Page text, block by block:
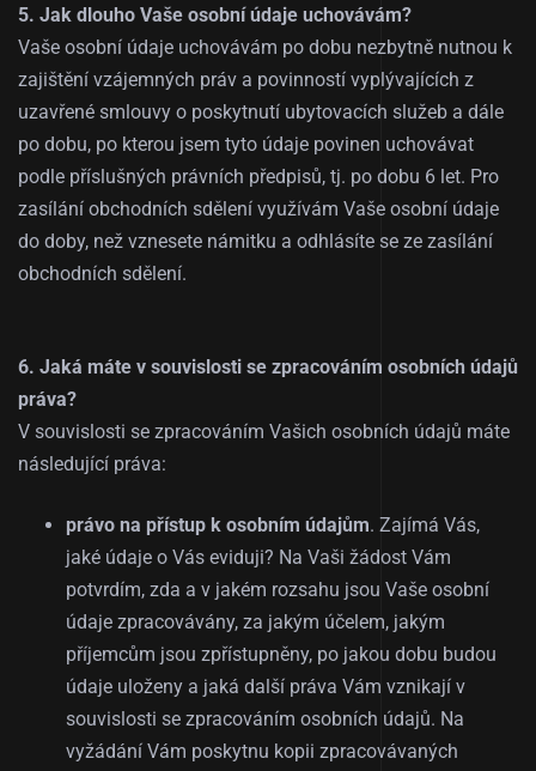
5. Jak dlouho Vaše osobní údaje uchovávám?
Vaše osobní údaje uchovávám po dobu nezbytně nutnou k
zajištění vzájemných práv a povinností vyplývajících z
uzavřené smlouvy o poskytnutí ubytovacích služeb a dále
po dobu, po kterou jsem tyto údaje povinen uchovávat
podle příslušných právních předpisů, tj. po dobu 6 let. Pro
zasílání obchodních sdělení využívám Vaše osobní údaje
do doby, než vznesete námitku a odhlásíte se ze zasílání
obchodních sdělení.
6. Jaká máte v souvislosti se zpracováním osobních údajů
práva?
V souvislosti se zpracováním Vašich osobních údajů máte
následující práva:
právo na přístup k osobním údajům. Zajímá Vás,
jaké údaje o Vás eviduji? Na Vaši žádost Vám
potvrdím, zda a v jakém rozsahu jsou Vaše osobní
údaje zpracovávány, za jakým účelem, jakým
příjemcům jsou zpřístupněny, po jakou dobu budou
údaje uloženy a jaká další práva Vám vznikají v
souvislosti se zpracováním osobních údajů. Na
vyžádání Vám poskytnu kopii zpracovávaných